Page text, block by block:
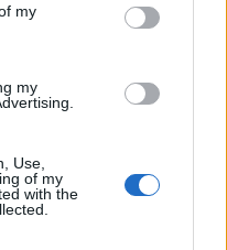
my
my
Use,
of my
with the